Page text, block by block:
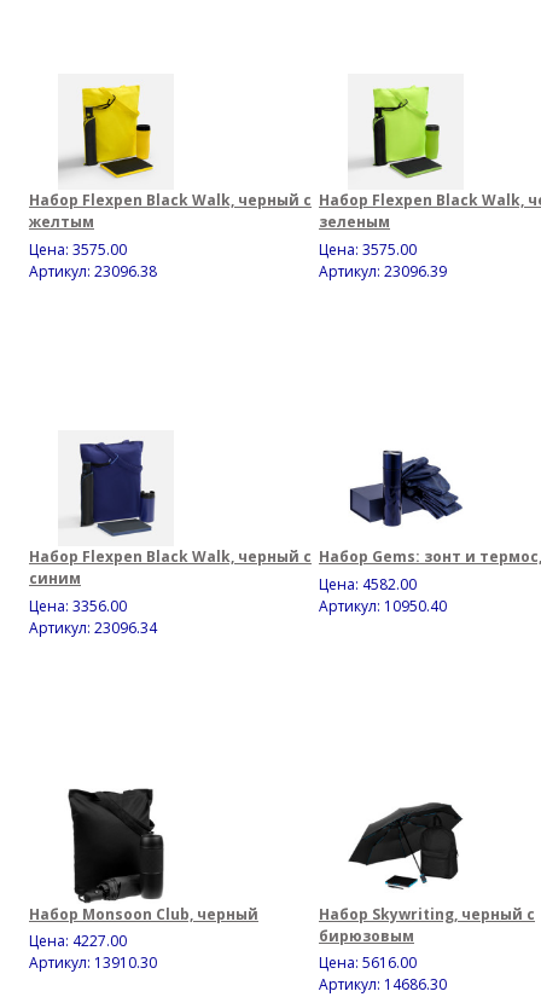
Набор Flexpen Black Walk, черный с
желтым
Цена: 3575.00
Артикул: 23096.38
Набор Flexpen Black Walk,
зеленым
Цена: 3575.00
Артикул: 23096.39
Набор Flexpen Black Walk, черный с
синим
Цена: 3356.00
Артикул: 23096.34
Набор Gems: зонт и
Цена: 4582.00
Артикул: 10950.40
Набор Monsoon Club, черный
Цена: 4227.00
Артикул: 13910.30
Набор Skywriting, черный с
бирюзовым
Цена: 5616.00
Артикул: 14686.30